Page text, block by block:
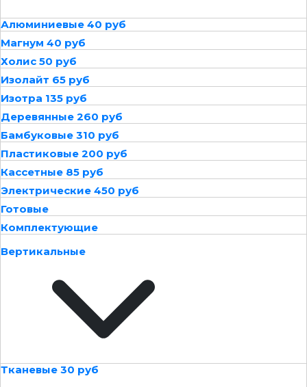
Алюминиевые 40 руб
Магнум 40 руб
Холис 50 руб
Изолайт 65 руб
Изотра 135 руб
Деревянные 260 руб
Бамбуковые 310 руб
Пластиковые 200 руб
Кассетные 85 руб
Электрические 450 руб
Готовые
Комплектующие
Вертикальные
Тканевые 30 руб